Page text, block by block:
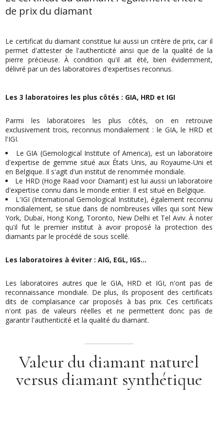
de prix du diamant
Le certificat du diamant constitue lui aussi un critère de prix, car il
permet d'attester de l'authenticité ainsi que de la qualité de la
pierre précieuse. À condition qu'il ait été, bien évidemment,
délivré par un des laboratoires d'expertises reconnus.
Les 3 laboratoires les plus côtés : GIA, HRD et IGI
Parmi les laboratoires les plus côtés, on en retrouve
exclusivement trois, reconnus mondialement : le GIA, le HRD et
l'IGI.
Le GIA (Gemological Institute of America), est un laboratoire
d'expertise de gemme situé aux États Unis, au Royaume-Uni et
en Belgique. Il s'agit d'un institut de renommée mondiale.
Le HRD (Hoge Raad voor Diamant) est lui aussi un laboratoire
d'expertise connu dans le monde entier. Il est situé en Belgique.
L'IGI (International Gemological Institute), également reconnu
mondialement, se situe dans de nombreuses villes qui sont New
York, Dubaï, Hong Kong, Toronto, New Delhi et Tel Aviv. À noter
qu'il fut le premier institut à avoir proposé la protection des
diamants par le procédé de sous scellé.
Les laboratoires à éviter : AIG, EGL, IGS...
Les laboratoires autres que le GIA, HRD et IGI, n'ont pas de
reconnaissance mondiale. De plus, ils proposent des certificats
dits de complaisance car proposés à bas prix. Ces certificats
n'ont pas de valeurs réelles et ne permettent donc pas de
garantir l'authenticité et la qualité du diamant.
Valeur du diamant naturel
versus diamant synthétique